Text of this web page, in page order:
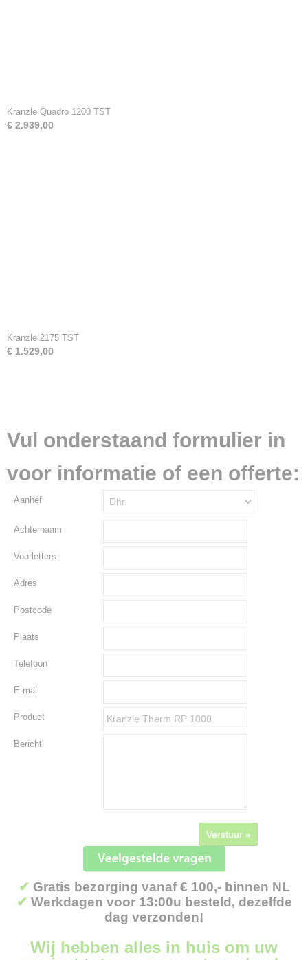
Kranzle Quadro 1200 TST
€ 2.939,00
Kranzle 2175 TST
€ 1.529,00
Vul onderstaand formulier in
voor informatie of een offerte:
Aanhef
Achternaam
Voorletters
Adres
Postcode
Plaats
Telefoon
E-mail
Product
Bericht
Verstuur »
✔ Gratis bezorging vanaf € 100,- binnen NL
✔ Werkdagen voor 13:00u besteld, dezelfde
dag verzonden!
Wij hebben alles in huis om uw